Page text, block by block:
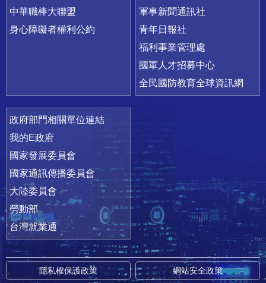
中華職棒大聯盟
身心障礙者權利公約
軍事新聞通訊社
青年日報社
福利事業管理處
國軍人才招募中心
全民國防教育全球資訊網
政府部門相關單位連結
我的E政府
國家發展委員會
國家通訊傳播委員會
大陸委員會
勞動部
台灣就業通
隱私權保護政策 網站安全政策